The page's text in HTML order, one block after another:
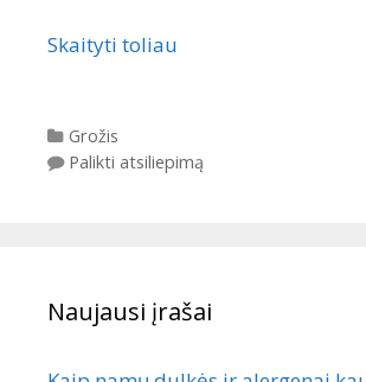
Skaityti toliau
Kategorijos
Grožis
Palikti atsiliepimą
Naujausi įrašai